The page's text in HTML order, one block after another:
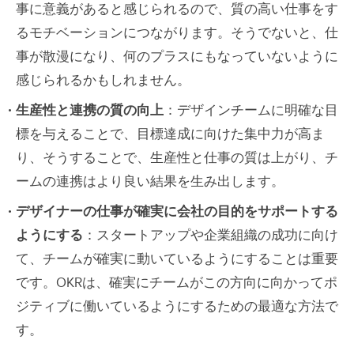
事に意義があると感じられるので、質の高い仕事をす
るモチベーションにつながります。そうでないと、仕
事が散漫になり、何のプラスにもなっていないように
感じられるかもしれません。
生産性と連携の質の向上 ：デザインチームに明確な目
標を与えることで、目標達成に向けた集中力が高ま
り、そうすることで、生産性と仕事の質は上がり、チ
ームの連携はより良い結果を生み出します。
デザイナーの仕事が確実に会社の目的をサポートする
ようにする ：スタートアップや企業組織の成功に向け
て、チームが確実に動いているようにすることは重要
です。OKRは、確実にチームがこの方向に向かってポ
ジティブに働いているようにするための最適な方法で
す。